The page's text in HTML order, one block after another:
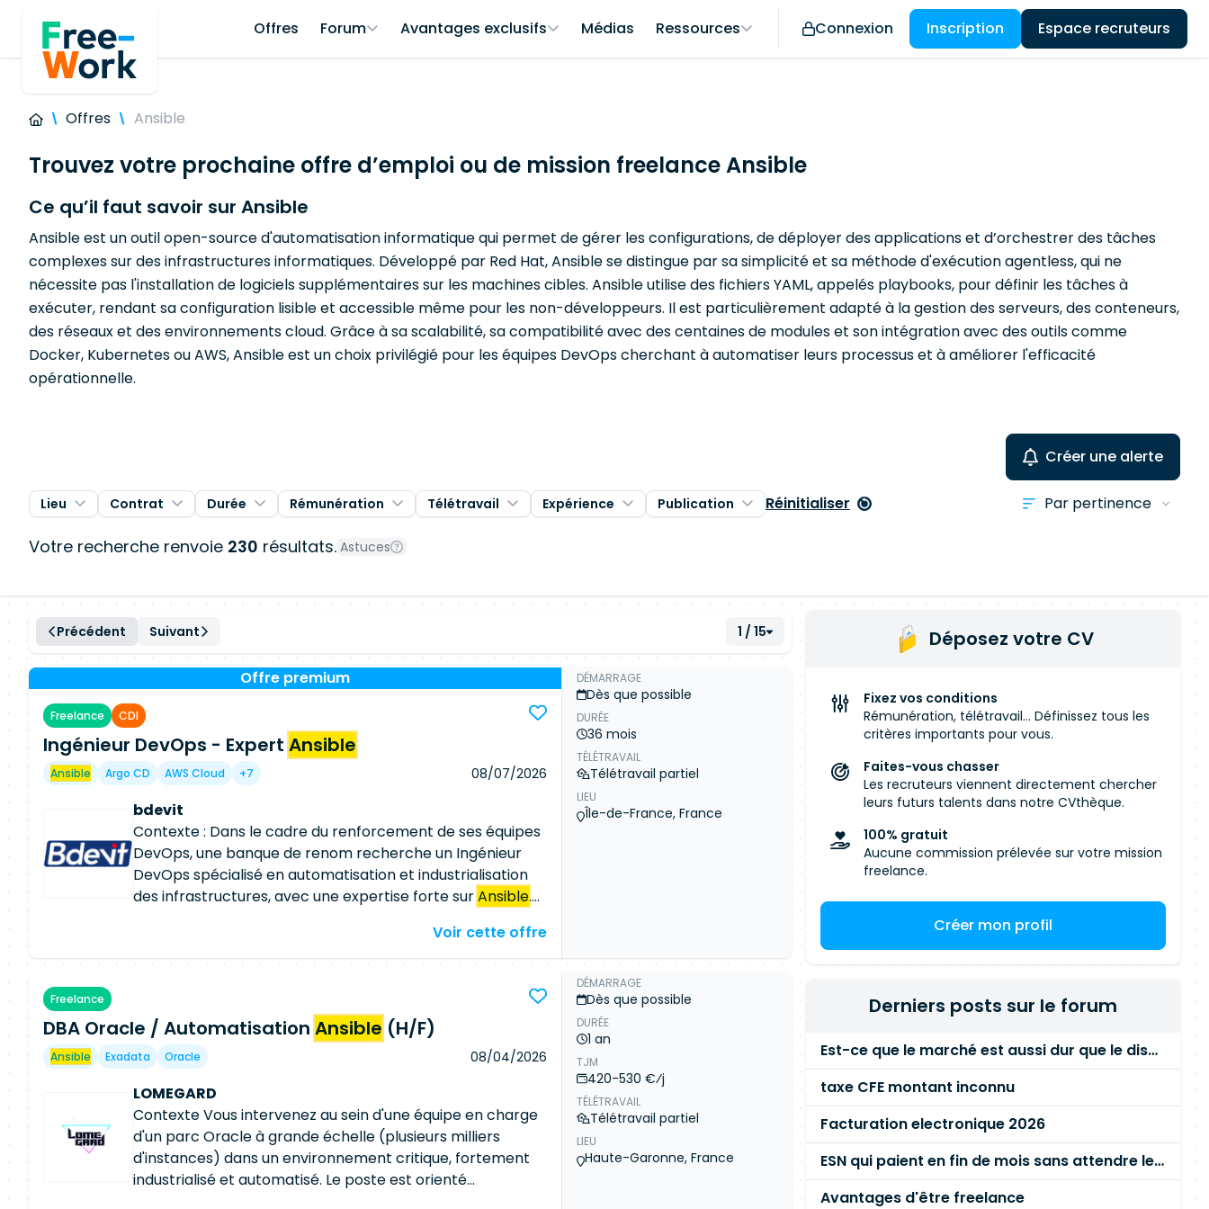
Offres Forum Avantages exclusifs Médias Ressources Connexion Inscription Espace recruteurs
Offres Ansible
Trouvez votre prochaine offre d’emploi ou de mission freelance Ansible
Ce qu’il faut savoir sur Ansible
Ansible est un outil open-source d'automatisation informatique qui permet de gérer les configurations, de déployer des applications et d’orchestrer des tâches
complexes sur des infrastructures informatiques. Développé par Red Hat, Ansible se distingue par sa simplicité et sa méthode d'exécution agentless, qui ne
nécessite pas l'installation de logiciels supplémentaires sur les machines cibles. Ansible utilise des fichiers YAML, appelés playbooks, pour définir les tâches à
exécuter, rendant sa configuration lisible et accessible même pour les non-développeurs. Il est particulièrement adapté à la gestion des serveurs, des conteneurs,
des réseaux et des environnements cloud. Grâce à sa scalabilité, sa compatibilité avec des centaines de modules et son intégration avec des outils comme
Docker, Kubernetes ou AWS, Ansible est un choix privilégié pour les équipes DevOps cherchant à automatiser leurs processus et à améliorer l'efficacité
opérationnelle.
Créer une alerte
Lieu Contrat Durée Rémunération Télétravail Expérience Publication Réinitialiser
Votre recherche renvoie 230 résultats. Astuces
Précédent Suivant 1 / 15
Offre premium
Freelance CDI
Ingénieur DevOps - Expert Ansible
Ansible Argo CD AWS Cloud +7 08/07/2026
bdevit
Contexte : Dans le cadre du renforcement de ses équipes
DevOps, une banque de renom recherche un Ingénieur
DevOps spécialisé en automatisation et industrialisation
des infrastructures, avec une expertise forte surAnsible.
: Playbooks, Roles, Modules,
Terraform (Infrastructure as Code) ; Concevoir et
maintenir des pipelines CI/CD avec GitLab CI ; Participer
aux déploiements et à l'exploitation des environnements
Kubernetes ; Mettre en œuvre les pratiques GitOps avec
ArgoCD ; Contribuer à la supervision et l'analyse des
performances via Dynatrace ; Participer au
troubleshooting et à l'amélioration continue des
plateformes. Environnement Technique :Ansible
Voir cette offre
DÉMARRAGE
Dès que possible
DURÉE
36 mois
TÉLÉTRAVAIL
Télétravail partiel
LIEU
Île-de-France, France
Freelance
DBA Oracle / Automatisation Ansible (H/F)
Ansible Exadata Oracle 08/04/2026
LOMEGARD
Contexte Vous intervenez au sein d'une équipe en charge
d'un parc Oracle à grande échelle (plusieurs milliers
d'instances) dans un environnement critique, fortement
industrialisé et automatisé. Le poste est orienté
DÉMARRAGE
Dès que possible
DURÉE
1 an
TJM
420-530 €⁄j
TÉLÉTRAVAIL
Télétravail partiel
LIEU
Haute-Garonne, France
Déposez votre CV
Fixez vos conditions
Rémunération, télétravail... Définissez tous les
critères importants pour vous.
Faites-vous chasser
Les recruteurs viennent directement chercher
leurs futurs talents dans notre CVthèque.
100% gratuit
Aucune commission prélevée sur votre mission
freelance.
Créer mon profil
Derniers posts sur le forum
Est-ce que le marché est aussi dur que le disent les commerciaux ?
taxe CFE montant inconnu
Facturation electronique 2026
ESN qui paient en fin de mois sans attendre le paiement client ?
Avantages d'être freelance